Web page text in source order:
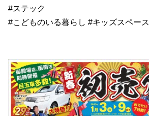
#ステック
#こどものいる暮らし #キッズスペース